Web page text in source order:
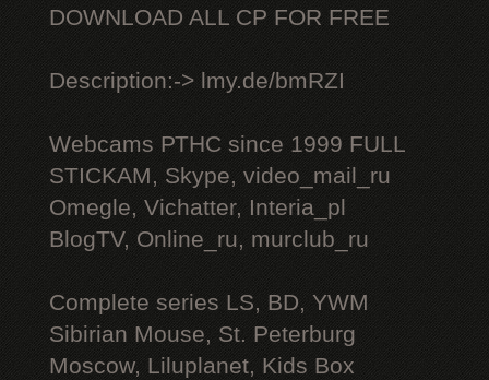
DOWNLOAD ALL СР FOR FREE
Description:-> lmy.de/bmRZI
Webcams РТНС since 1999 FULL
STICKAM, Skype, video_mail_ru
Omegle, Vichatter, Interia_pl
BlogTV, Online_ru, murclub_ru
Complete series LS, BD, YWM
Sibirian Mouse, St. Peterburg
Moscow, Liluplanet, Kids Box